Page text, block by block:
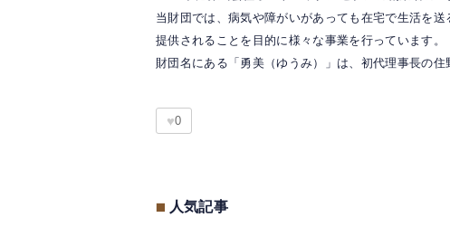
当財団では、病気や障がいがあっても在宅で生活を
提供されることを目的に様々な事業を行っています。
財団名にある「勇美（ゆうみ）」は、初代理事長の
♥0
■ 人気記事